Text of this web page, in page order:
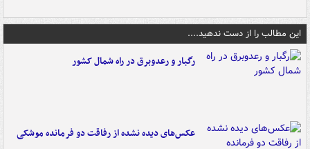
این مطالب را از دست ندهید....
رگبار و رعدوبرق در راه شمال کشور
عکس‌های دیده نشده از رفاقت دو فرمانده‌ موشکی